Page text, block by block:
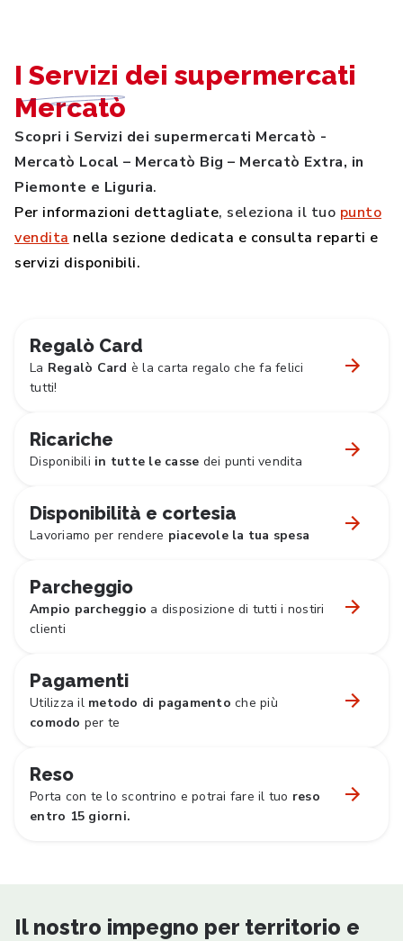
I Servizi dei supermercati
Mercatò
Scopri i Servizi dei supermercati Mercatò -
Mercatò Local – Mercatò Big – Mercatò Extra, in
Piemonte e Liguria.
Per informazioni dettagliate, seleziona il tuo punto
vendita nella sezione dedicata e consulta reparti e
servizi disponibili.
Regalò Card
La Regalò Card è la carta regalo che fa felici
tutti!
Ricariche
Disponibili in tutte le casse dei punti vendita
Disponibilità e cortesia
Lavoriamo per rendere piacevole la tua spesa
Parcheggio
Ampio parcheggio a disposizione di tutti i nostiri
clienti
Pagamenti
Utilizza il metodo di pagamento che più
comodo per te
Reso
Porta con te lo scontrino e potrai fare il tuo reso
entro 15 giorni.
Il nostro impegno per territorio e